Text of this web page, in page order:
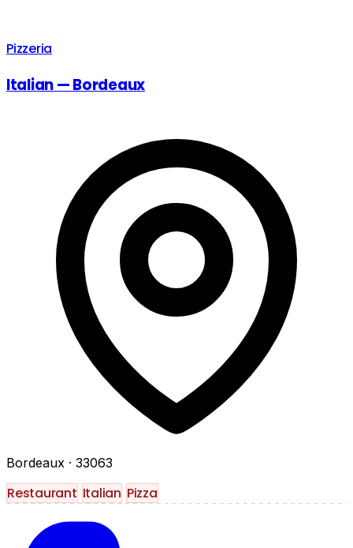
Pizzeria
Italian — Bordeaux
Bordeaux · 33063
Restaurant Italian Pizza